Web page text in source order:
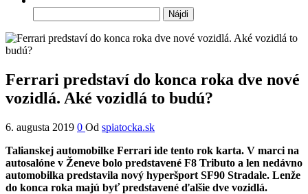
Ferrari predstaví do konca roka dve nové
vozidlá. Aké vozidlá to budú?
6. augusta 2019 0 Od spiatocka.sk
Talianskej automobilke Ferrari ide tento rok karta. V marci na
autosalóne v Ženeve bolo predstavené F8 Tributo a len nedávno
automobilka predstavila nový hyperšport SF90 Stradale. Lenže
do konca roka majú byť predstavené ďalšie dve vozidlá.